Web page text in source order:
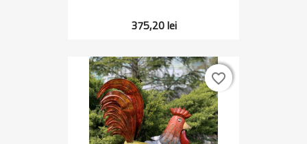
375,20 lei
favorite_border
favorite_border